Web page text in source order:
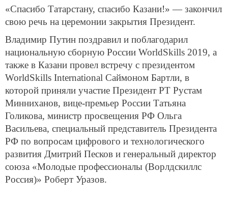
«Спасибо Татарстану, спасибо Казани!» — закончил
свою речь на церемонии закрытия Президент.
Владимир Путин поздравил и поблагодарил
национальную сборную России WorldSkills 2019, а
также в Казани провел встречу с президентом
WorldSkills International Саймоном Бартли, в
которой приняли участие Президент РТ Рустам
Минниханов, вице-премьер России Татьяна
Голикова, министр просвещения РФ Ольга
Васильева, специальный представитель Президента
РФ по вопросам цифрового и технологического
развития Дмитрий Песков и генеральный директор
союза «Молодые профессионалы (Ворлдскиллс
Россия)» Роберт Уразов.